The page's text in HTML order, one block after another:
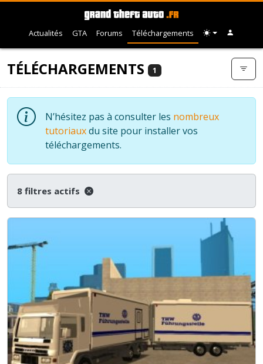
Actualités GTA Forums Téléchargements
TÉLÉCHARGEMENTS 1
N’hésitez pas à consulter les nombreux
tutoriauxdu site pour installer vos
téléchargements.
8 filtres actifs